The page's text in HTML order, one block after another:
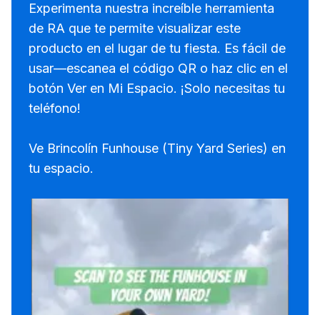
Experimenta nuestra increíble herramienta
de RA que te permite visualizar este
producto en el lugar de tu fiesta. Es fácil de
usar—escanea el código QR o haz clic en el
botón Ver en Mi Espacio. ¡Solo necesitas tu
teléfono!
Ve Brincolín Funhouse (Tiny Yard Series) en
tu espacio.